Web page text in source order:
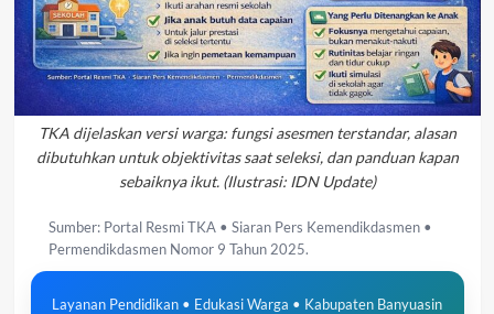
TKA dijelaskan versi warga: fungsi asesmen terstandar, alasan
dibutuhkan untuk objektivitas saat seleksi, dan panduan kapan
sebaiknya ikut. (Ilustrasi: IDN Update)
Sumber: Portal Resmi TKA • Siaran Pers Kemendikdasmen •
Permendikdasmen Nomor 9 Tahun 2025.
Layanan Pendidikan • Edukasi Warga • Kabupaten Banyuasin